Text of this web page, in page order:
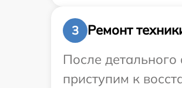
3
Ремонт
После
приступим к